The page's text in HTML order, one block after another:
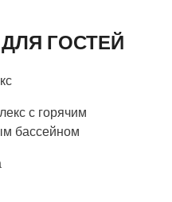
ГОСТЕЙ
с горячим
бассейном